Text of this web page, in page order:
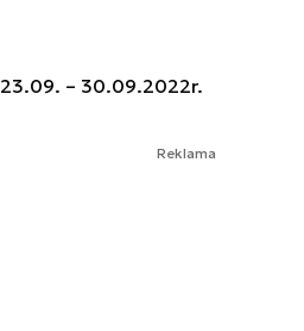
23.09. – 30.09.2022r.
Reklama